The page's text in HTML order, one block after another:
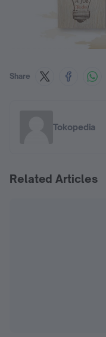
Share
Tokopedia
Related Articles